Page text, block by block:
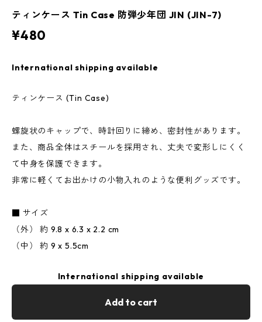
ティンケース Tin Case 防弾少年団 JIN (JIN-7)
¥480
International shipping available
ティンケース (Tin Case)
螺旋状のキャップで、時計回りに締め、密封性があります。
また、商品全体はスチールを採用され、丈夫で変形しにくく
て中身を保護できます。
非常に軽くてお出かけの小物入れのような便利グッズです。
■ サイズ
（外） 約 9.8 x 6.3 x 2.2 cm
（中） 約 9 x 5.5cm
International shipping available
Add to cart